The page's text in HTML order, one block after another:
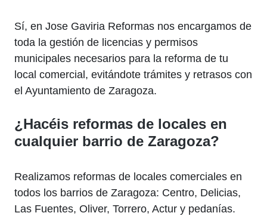
Sí, en Jose Gaviria Reformas nos encargamos de
toda la gestión de licencias y permisos
municipales necesarios para la reforma de tu
local comercial, evitándote trámites y retrasos con
el Ayuntamiento de Zaragoza.
¿Hacéis reformas de locales en
cualquier barrio de Zaragoza?
Realizamos reformas de locales comerciales en
todos los barrios de Zaragoza: Centro, Delicias,
Las Fuentes, Oliver, Torrero, Actur y pedanías.